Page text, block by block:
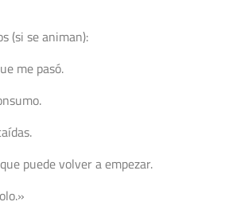
(si se animan):
me pasó.
puede volver a empezar.